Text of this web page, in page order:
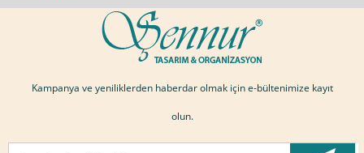
Kampanya ve yeniliklerden haberdar olmak için e-bültenimize kayıt
olun.